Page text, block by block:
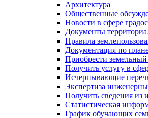
Архитектура
Общественные
Новости в сфере
Документы
Правила
Документация по
Приобрести земельный
Получить услугу в
Исчерпывающие
Экспертиза
Получить сведения из
Статистическая
График обучающих